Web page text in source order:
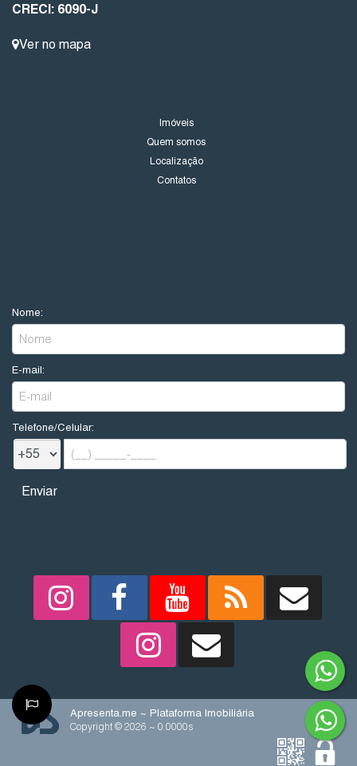
CRECI: 6090-J
Ver no mapa
Imóveis
Quem somos
Localização
Contatos
Nome:
E-mail:
Telefone/Celular:
Apresenta.me ~ Plataforma Imobiliária
Copyright © 2026 ~ 0.0000s